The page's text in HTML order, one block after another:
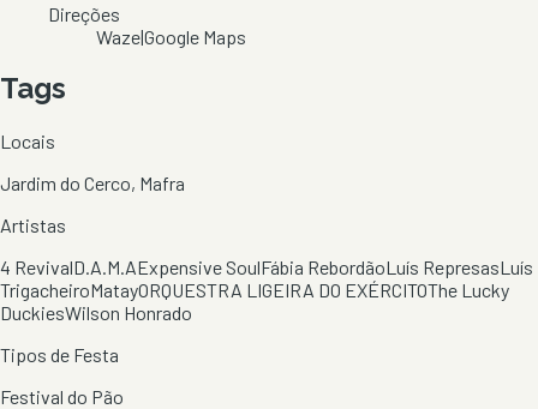
Direções
Waze|Google Maps
Tags
Locais
Jardim do Cerco, Mafra
Artistas
4 RevivalD.A.M.AExpensive SoulFábia RebordãoLuís RepresasLuís
TrigacheiroMatayORQUESTRA LIGEIRA DO EXÉRCITOThe Lucky
DuckiesWilson Honrado
Tipos de Festa
Festival do Pão